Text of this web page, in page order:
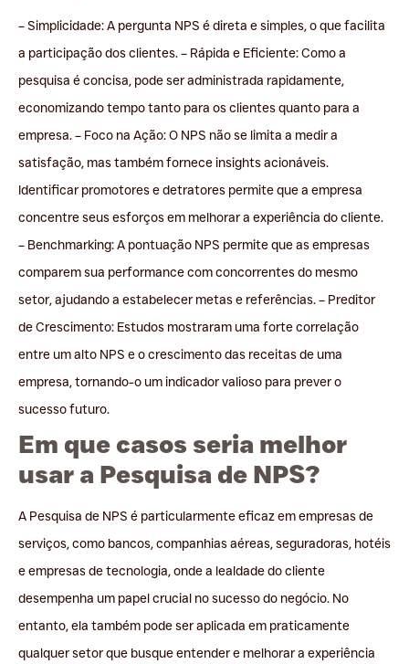
– Simplicidade: A pergunta NPS é direta e simples, o que facilita
a participação dos clientes. – Rápida e Eficiente: Como a
pesquisa é concisa, pode ser administrada rapidamente,
economizando tempo tanto para os clientes quanto para a
empresa. – Foco na Ação: O NPS não se limita a medir a
satisfação, mas também fornece insights acionáveis.
Identificar promotores e detratores permite que a empresa
concentre seus esforços em melhorar a experiência do cliente.
– Benchmarking: A pontuação NPS permite que as empresas
comparem sua performance com concorrentes do mesmo
setor, ajudando a estabelecer metas e referências. – Preditor
de Crescimento: Estudos mostraram uma forte correlação
entre um alto NPS e o crescimento das receitas de uma
empresa, tornando-o um indicador valioso para prever o
sucesso futuro.
Em que casos seria melhor
usar a Pesquisa de NPS?
A Pesquisa de NPS é particularmente eficaz em empresas de
serviços, como bancos, companhias aéreas, seguradoras, hotéis
e empresas de tecnologia, onde a lealdade do cliente
desempenha um papel crucial no sucesso do negócio. No
entanto, ela também pode ser aplicada em praticamente
qualquer setor que busque entender e melhorar a experiência